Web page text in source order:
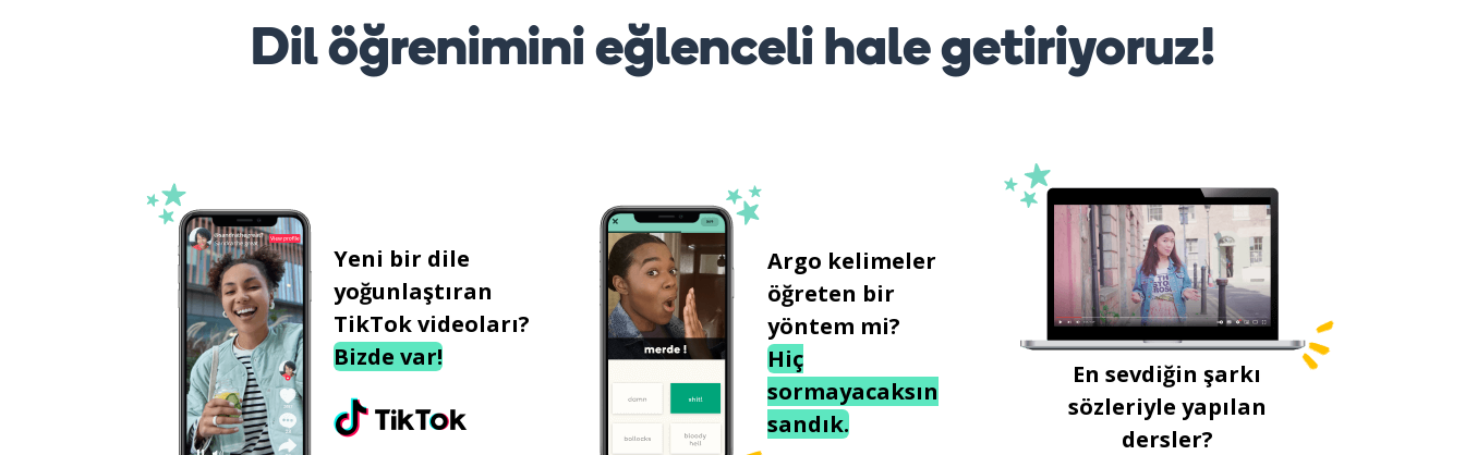
Dil öğrenimini eğlenceli hale getiriyoruz!
Yeni bir dile
yoğunlaştıran
TikTok videoları?
Bizde var!
Argo kelimeler
öğreten bir
yöntem mi?
Hiç
sormayacaksın
sandık.
En sevdiğin şarkı
sözleriyle yapılan
dersler?